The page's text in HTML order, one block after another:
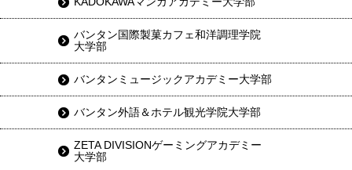
バンタン国際製菓カフェ和洋調理学院
大学部
バンタンミュージックアカデミー大学部
バンタン外語＆ホテル観光学院大学部
ZETA DIVISIONゲーミングアカデミー
大学部